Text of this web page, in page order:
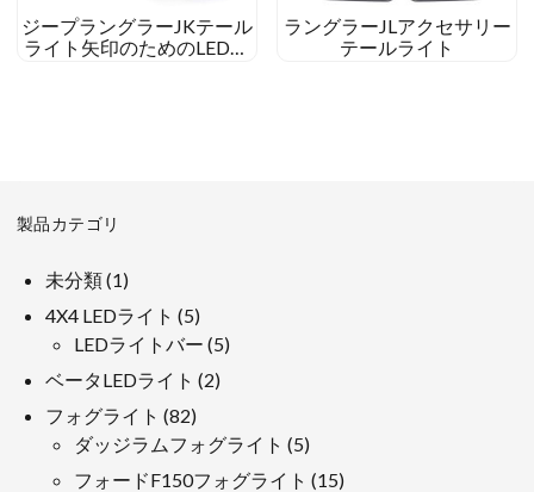
ジープラングラーJKテール
ライト矢印のためのLEDテ
ラングラーJLアクセサリー
テールライト
製品カテゴリ
未分類 11
製
品
4X4 LEDライト 55
製
品
LEDライトバー 55
ベータLEDライト 22
品
フォグライト 8282
製
品
ダッジラムフォグライト 55
製
フォードF150フォグライト 1515